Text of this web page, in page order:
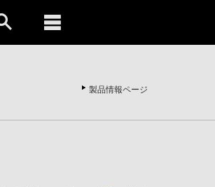
製品情報ページ